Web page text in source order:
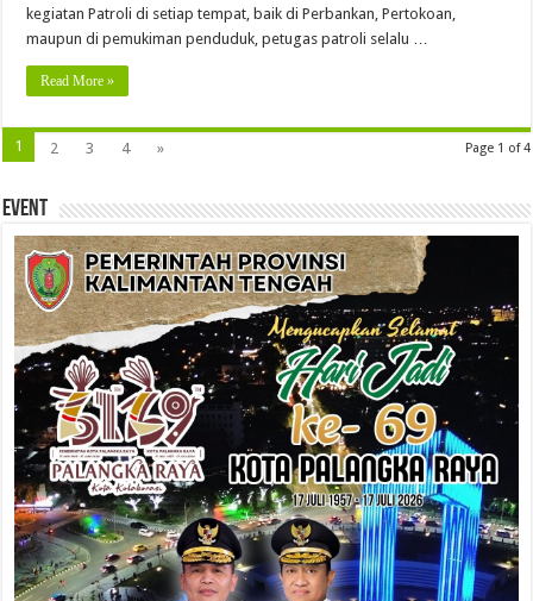
kegiatan Patroli di setiap tempat, baik di Perbankan, Pertokoan,
maupun di pemukiman penduduk, petugas patroli selalu …
Read More »
Page 1 of 4
1 2 3 4 »
Event